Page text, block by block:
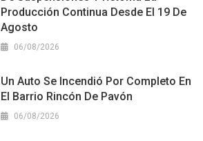
Producción Continua Desde El 19 De
Agosto
06/08/2026
Un Auto Se Incendió Por Completo En
El Barrio Rincón De Pavón
06/08/2026